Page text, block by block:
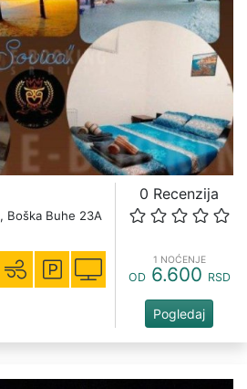
, Boška Buhe 23A
0 Recenzija
1 NOĆENJE
OD6.600 RSD
Pogledaj